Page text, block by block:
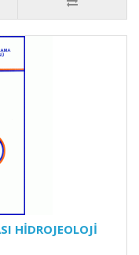
HİDROJEOLOJİ